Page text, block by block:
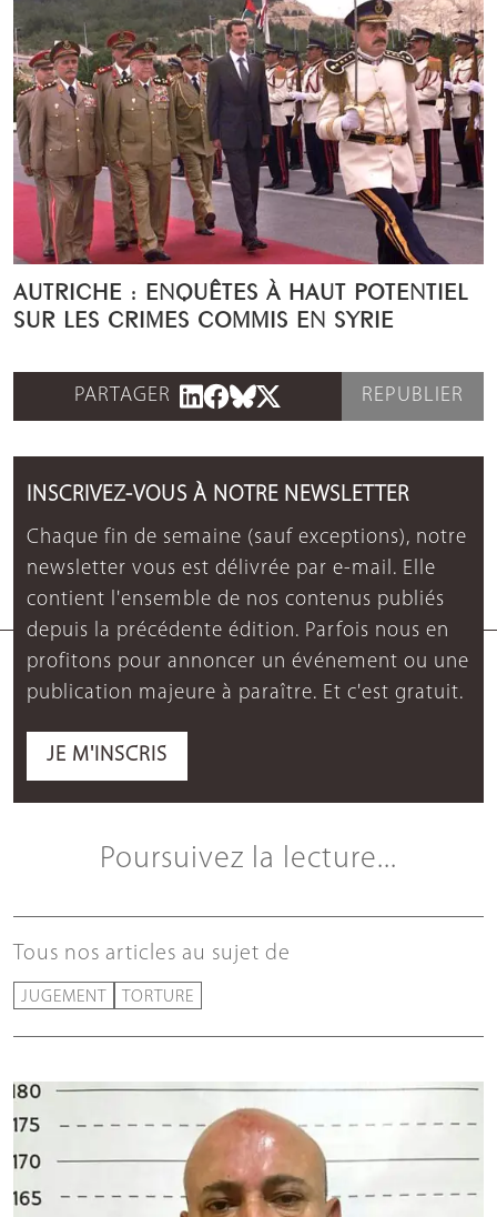
AUTRICHE : ENQUÊTES À HAUT POTENTIEL
SUR LES CRIMES COMMIS EN SYRIE
PARTAGER REPUBLIER
INSCRIVEZ-VOUS À NOTRE NEWSLETTER
Chaque fin de semaine (sauf exceptions), notre
newsletter vous est délivrée par e-mail. Elle
contient l'ensemble de nos contenus publiés
depuis la précédente édition. Parfois nous en
profitons pour annoncer un événement ou une
publication majeure à paraître. Et c'est gratuit.
JE M'INSCRIS
Poursuivez la lecture...
Tous nos articles au sujet de
JUGEMENT TORTURE